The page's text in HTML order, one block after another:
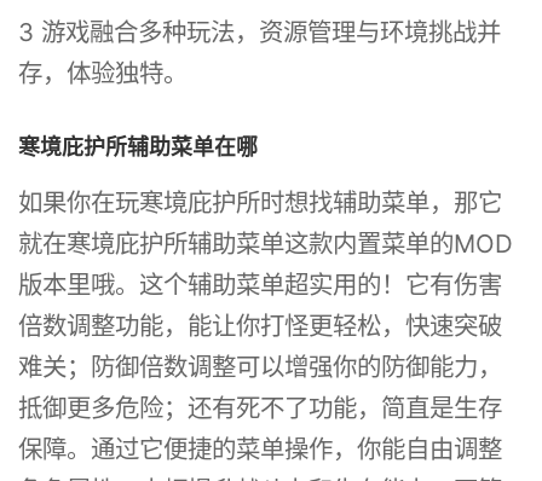
3 游戏融合多种玩法，资源管理与环境挑战并
存，体验独特。
寒境庇护所辅助菜单在哪
如果你在玩寒境庇护所时想找辅助菜单，那它
就在寒境庇护所辅助菜单这款内置菜单的MOD
版本里哦。这个辅助菜单超实用的！它有伤害
倍数调整功能，能让你打怪更轻松，快速突破
难关；防御倍数调整可以增强你的防御能力，
抵御更多危险；还有死不了功能，简直是生存
保障。通过它便捷的菜单操作，你能自由调整